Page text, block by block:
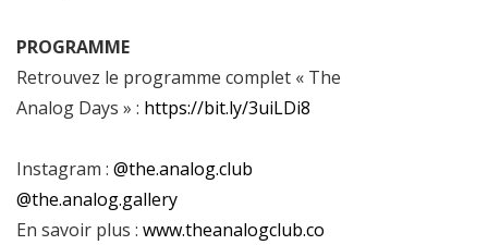
PROGRAMME
Retrouvez le programme complet « The
Analog Days » : https://bit.ly/3uiLDi8
Instagram : @the.analog.club
@the.analog.gallery
En savoir plus : www.theanalogclub.co